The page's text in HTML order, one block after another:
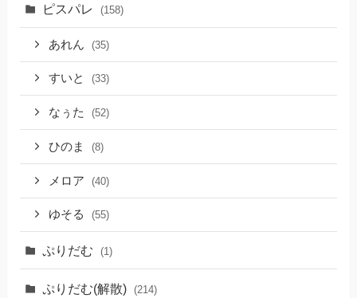
ピスパレ (158)
あれん (35)
すいと (33)
なぅた (52)
ひのま (8)
メロア (40)
ゆそる (55)
ぷりだむ (1)
ぷりだむ(解散) (214)